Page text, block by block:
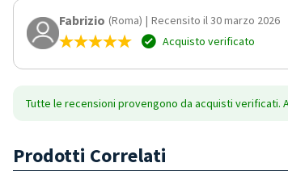
Fabrizio (Roma) | Recensito il 30 marzo 2026
Acquisto verificato
Tutte le recensioni provengono da acquisti verificati.
Prodotti Correlati